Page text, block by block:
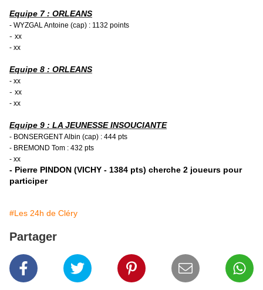
Equipe 7 : ORLEANS
- WYZGAL Antoine (cap) : 1132 points
- xx
- xx
Equipe 8 : ORLEANS
- xx
- xx
- xx
Equipe 9 : LA JEUNESSE INSOUCIANTE
- BONSERGENT Albin (cap) : 444 pts
- BREMOND Tom : 432 pts
- xx
- Pierre PINDON (VICHY - 1384 pts) cherche 2 joueurs pour
participer
#Les 24h de Cléry
Partager